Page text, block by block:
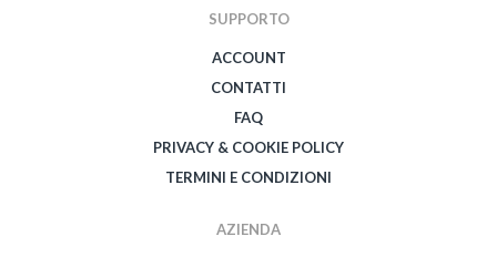
SUPPORTO
ACCOUNT
CONTATTI
FAQ
PRIVACY & COOKIE POLICY
TERMINI E CONDIZIONI
AZIENDA